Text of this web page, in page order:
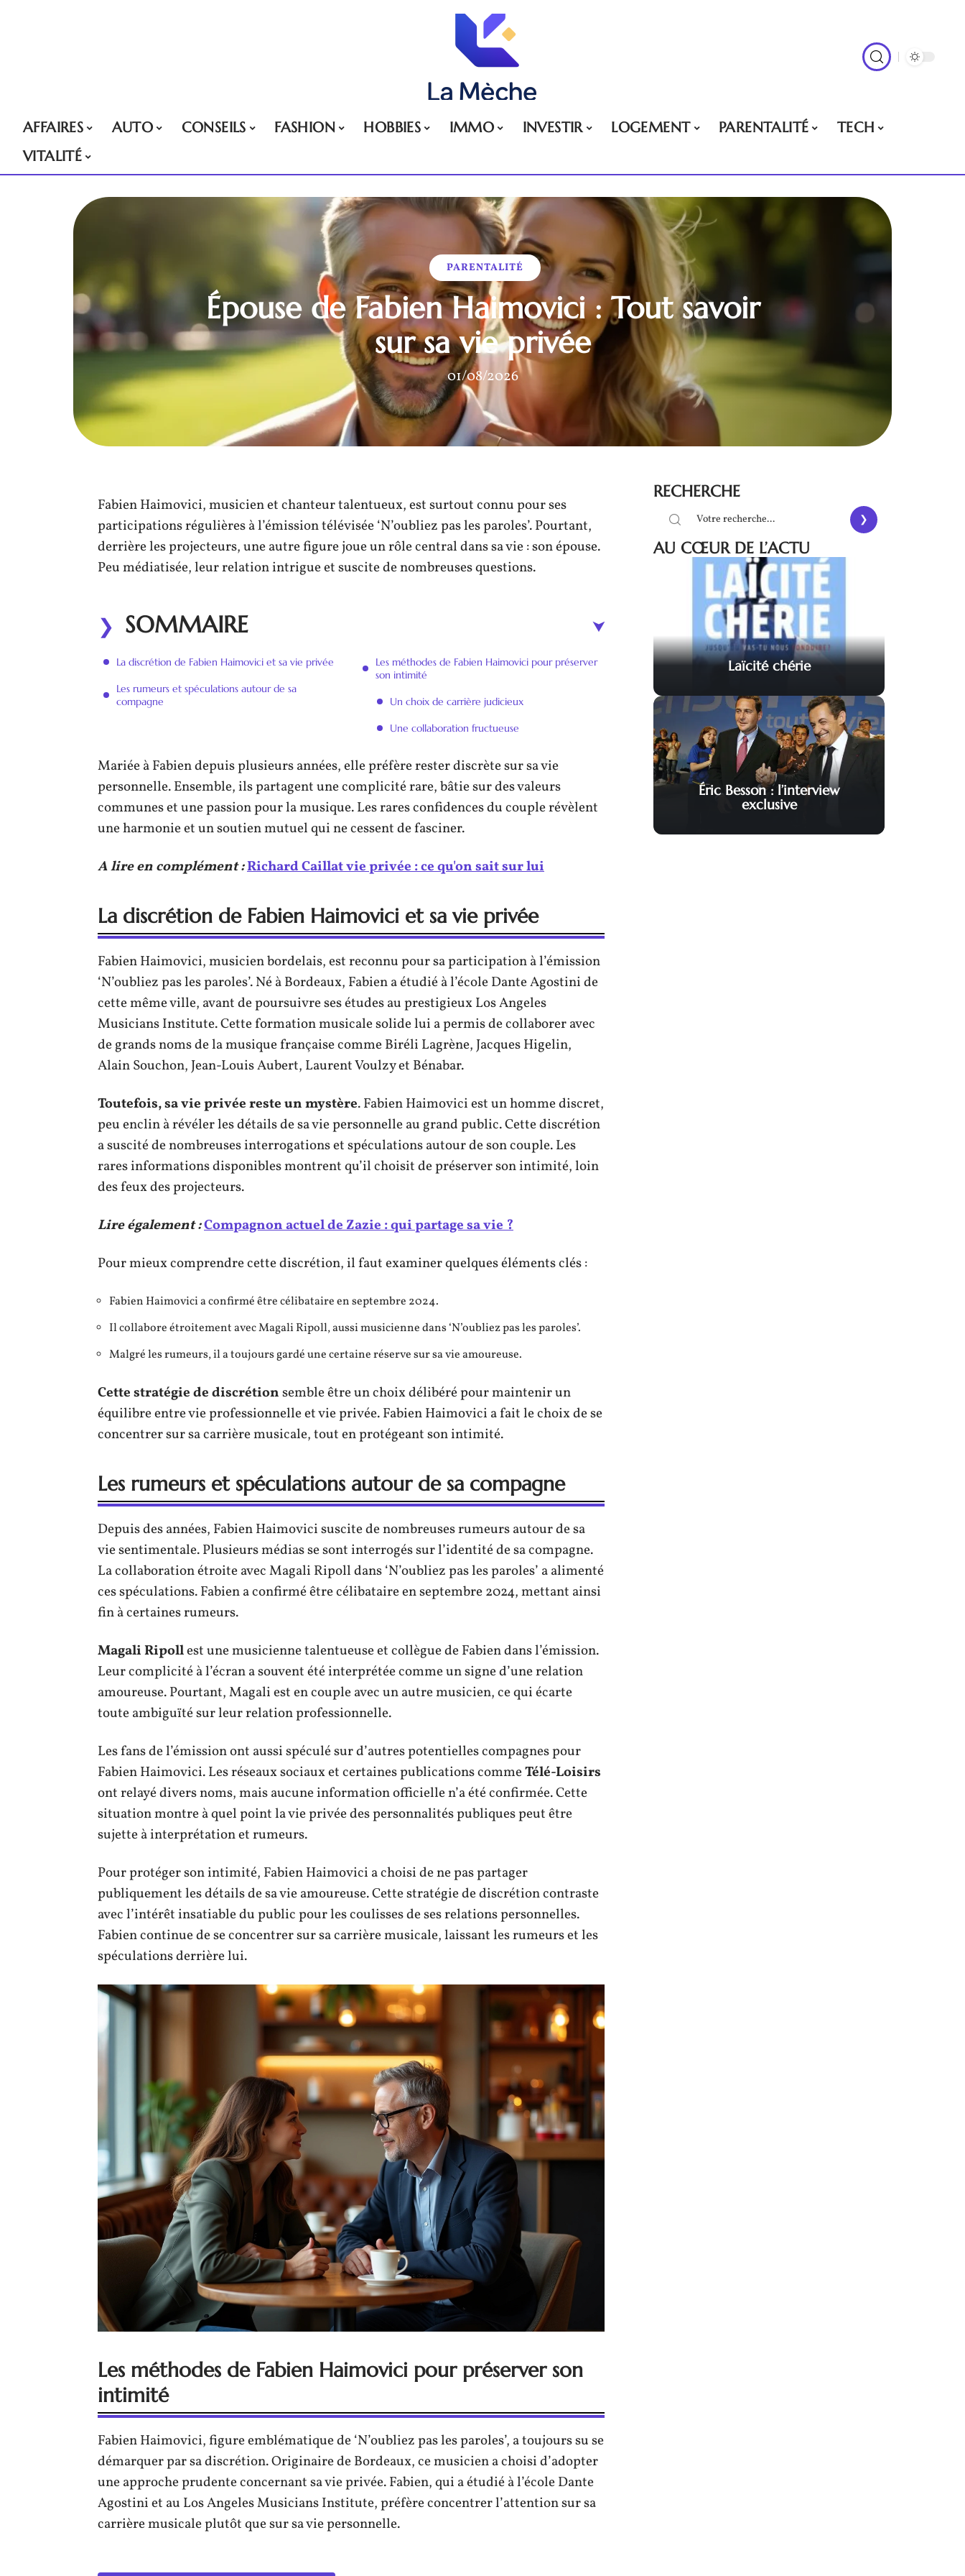
AFFAIRES AUTO CONSEILS FASHION HOBBIES IMMO INVESTIR LOGEMENT PARENTALITÉ
TECH
VITALITÉ
PARENTALITÉ
Épouse de Fabien Haimovici : Tout savoir
sur sa vie privée
01/08/2026
Fabien Haimovici, musicien et chanteur talentueux, est surtout connu pour ses
participations régulières à l’émission télévisée ‘N’oubliez pas les paroles’. Pourtant,
derrière les projecteurs, une autre figure joue un rôle central dans sa vie : son épouse.
Peu médiatisée, leur relation intrigue et suscite de nombreuses questions.
SOMMAIRE
La discrétion de Fabien Haimovici et sa vie privée
Les rumeurs et spéculations autour de sa
compagne
Les méthodes de Fabien Haimovici pour préserver
son intimité
Un choix de carrière judicieux
Une collaboration fructueuse
Mariée à Fabien depuis plusieurs années, elle préfère rester discrète sur sa vie
personnelle. Ensemble, ils partagent une complicité rare, bâtie sur des valeurs
communes et une passion pour la musique. Les rares confidences du couple révèlent
une harmonie et un soutien mutuel qui ne cessent de fasciner.
A lire en complément :Richard Caillat vie privée : ce qu'on sait sur lui
La discrétion de Fabien Haimovici et sa vie privée
Fabien Haimovici, musicien bordelais, est reconnu pour sa participation à l’émission
‘N’oubliez pas les paroles’. Né à Bordeaux, Fabien a étudié à l’école Dante Agostini de
cette même ville, avant de poursuivre ses études au prestigieux Los Angeles
Musicians Institute. Cette formation musicale solide lui a permis de collaborer avec
de grands noms de la musique française comme Biréli Lagrène, Jacques Higelin,
Alain Souchon, Jean-Louis Aubert, Laurent Voulzy et Bénabar.
Toutefois, sa vie privée reste un mystère. Fabien Haimovici est un homme discret,
peu enclin à révéler les détails de sa vie personnelle au grand public. Cette discrétion
a suscité de nombreuses interrogations et spéculations autour de son couple. Les
rares informations disponibles montrent qu’il choisit de préserver son intimité, loin
des feux des projecteurs.
Lire également :Compagnon actuel de Zazie : qui partage sa vie ?
Pour mieux comprendre cette discrétion, il faut examiner quelques éléments clés :
Fabien Haimovici a confirmé être célibataire en septembre 2024.
Il collabore étroitement avec Magali Ripoll, aussi musicienne dans ‘N’oubliez pas les paroles’.
Malgré les rumeurs, il a toujours gardé une certaine réserve sur sa vie amoureuse.
Cette stratégie de discrétionsemble être un choix délibéré pour maintenir un
équilibre entre vie professionnelle et vie privée. Fabien Haimovici a fait le choix de se
concentrer sur sa carrière musicale, tout en protégeant son intimité.
Les rumeurs et spéculations autour de sa compagne
Depuis des années, Fabien Haimovici suscite de nombreuses rumeurs autour de sa
vie sentimentale. Plusieurs médias se sont interrogés sur l’identité de sa compagne.
La collaboration étroite avec Magali Ripoll dans ‘N’oubliez pas les paroles’ a alimenté
ces spéculations. Fabien a confirmé être célibataire en septembre 2024, mettant ainsi
fin à certaines rumeurs.
Magali Ripollest une musicienne talentueuse et collègue de Fabien dans l’émission.
Leur complicité à l’écran a souvent été interprétée comme un signe d’une relation
amoureuse. Pourtant, Magali est en couple avec un autre musicien, ce qui écarte
toute ambiguïté sur leur relation professionnelle.
Les fans de l’émission ont aussi spéculé sur d’autres potentielles compagnes pour
Fabien Haimovici. Les réseaux sociaux et certaines publications commeTélé-Loisirs
ont relayé divers noms, mais aucune information officielle n’a été confirmée. Cette
situation montre à quel point la vie privée des personnalités publiques peut être
sujette à interprétation et rumeurs.
Pour protéger son intimité, Fabien Haimovici a choisi de ne pas partager
publiquement les détails de sa vie amoureuse. Cette stratégie de discrétion contraste
avec l’intérêt insatiable du public pour les coulisses de ses relations personnelles.
Fabien continue de se concentrer sur sa carrière musicale, laissant les rumeurs et les
spéculations derrière lui.
Les méthodes de Fabien Haimovici pour préserver son
intimité
Fabien Haimovici, figure emblématique de ‘N’oubliez pas les paroles’, a toujours su se
démarquer par sa discrétion. Originaire de Bordeaux, ce musicien a choisi d’adopter
une approche prudente concernant sa vie privée. Fabien, qui a étudié à l’école Dante
Agostini et au Los Angeles Musicians Institute, préfère concentrer l’attention sur sa
carrière musicale plutôt que sur sa vie personnelle.
RECHERCHE
AU CŒUR DE L’ACTU
Laïcité chérie
Éric Besson : l’interview
exclusive